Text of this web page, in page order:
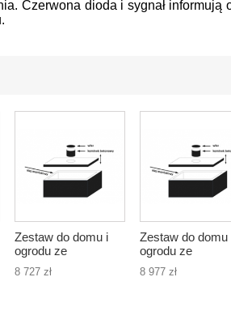
Czerwona dioda i sygnał informują
Zestaw do domu i
ogrodu ze
zbiornikiem
betonowym na
8 727 zł
Zestaw do domu
ogrodu ze
zbiornikiem
betonowym na
8 977 zł